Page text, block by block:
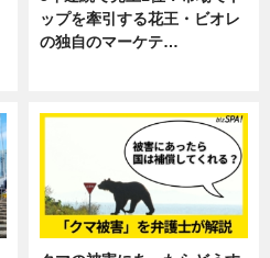
ップを牽引する花王・ビオレ
の独自のマーケテ…